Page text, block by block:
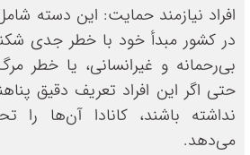
افراد نیازمند حمایت: این دسته
در کشور مبدأ خود با خطر جدی
بی‌رحمانه و غیرانسانی، یا خطر
حتی اگر این افراد تعریف دقیق
نداشته باشند، کانادا آن‌ها را
می‌دهد.